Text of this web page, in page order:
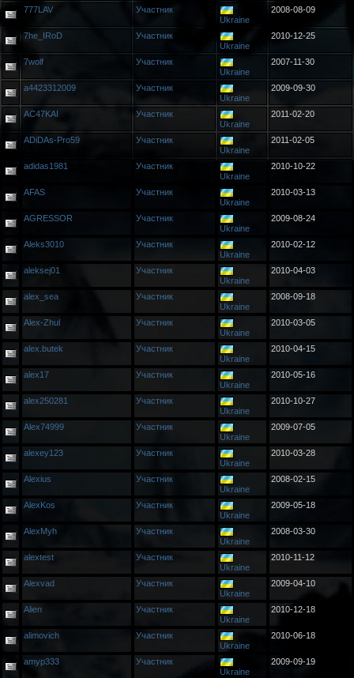
777LAV
Участник
Ukraine
2008-08-09
7he_IRoD
Участник
Ukraine
2010-12-25
7wolf
Участник
Ukraine
2007-11-30
a4423312009
Участник
Ukraine
2009-09-30
AC47KAI
Участник
Ukraine
2011-02-20
ADiDAs-Pro59
Участник
Ukraine
2011-02-05
adidas1981
Участник
Ukraine
2010-10-22
AFAS
Участник
Ukraine
2010-03-13
AGRESSOR
Участник
Ukraine
2009-08-24
Aleks3010
Участник
Ukraine
2010-02-12
aleksej01
Участник
Ukraine
2010-04-03
alex_sea
Участник
Ukraine
2008-09-18
Alex-Zhul
Участник
Ukraine
2010-03-05
alex.butek
Участник
Ukraine
2010-04-15
alex17
Участник
Ukraine
2010-05-16
alex250281
Участник
Ukraine
2010-10-27
Alex74999
Участник
Ukraine
2009-07-05
alexey123
Участник
Ukraine
2010-03-28
Alexius
Участник
Ukraine
2008-02-15
AlexKos
Участник
Ukraine
2009-05-18
AlexMyh
Участник
Ukraine
2008-03-30
alextest
Участник
Ukraine
2010-11-12
Alexvad
Участник
Ukraine
2009-04-10
Alien
Участник
Ukraine
2010-12-18
alimovich
Участник
Ukraine
2010-06-18
amyp333
Участник
Ukraine
2009-09-19